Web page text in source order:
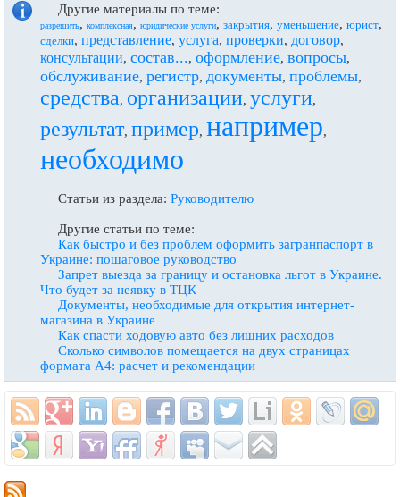
Другие материалы по теме:
разрешить, комплексная, юридические услуги, закрытия, уменьшение, юрист,
сделки, представление, услуга, проверки, договор,
консультации, состав..., оформление, вопросы,
обслуживание, регистр, документы, проблемы,
средства, организации, услуги,
результат, пример, например,
необходимо
Статьи из раздела: Руководителю
Другие статьи по теме:
Как быстро и без проблем оформить загранпаспорт в
Украине: пошаговое руководство
Запрет выезда за границу и остановка льгот в Украине.
Что будет за неявку в ТЦК
Документы, необходимые для открытия интернет-
магазина в Украине
Как спасти ходовую авто без лишних расходов
Сколько символов помещается на двух страницах
формата A4: расчет и рекомендации